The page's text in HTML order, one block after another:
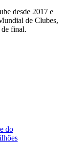
desde 2017 e
de Clubes,
final.
do